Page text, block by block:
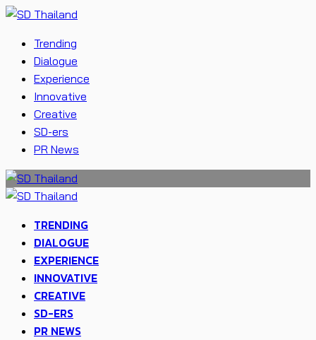
Trending
Dialogue
Experience
Innovative
Creative
SD-ers
PR News
TRENDING
DIALOGUE
EXPERIENCE
INNOVATIVE
CREATIVE
SD-ERS
PR NEWS